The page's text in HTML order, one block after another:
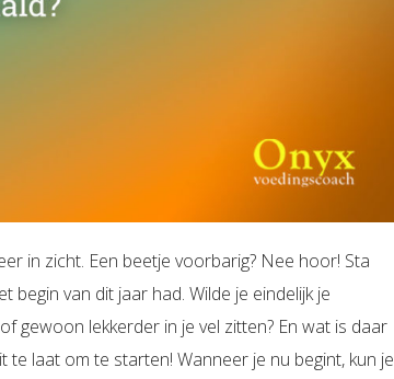
in zicht. Een beetje voorbarig? Nee hoor! Sta
begin van dit jaar had. Wilde je eindelijk je
gewoon lekkerder in je vel zitten? En wat is daar
laat om te starten! Wanneer je nu begint, kun je